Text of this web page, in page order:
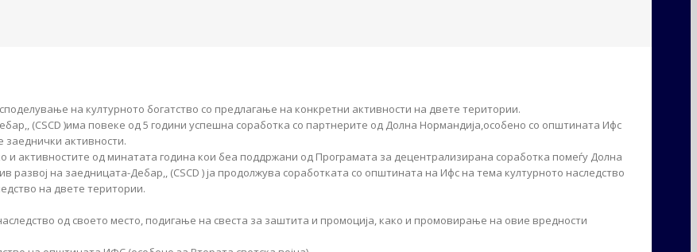
на културното богатство со предлагање на конкретни активности на двете територии.
(CSCD )има повеке од 5 години успешна соработка со партнерите од Долна Нормандија,особено со општината Ифс
заеднички активности.
и активностите од минатата година кои беа поддржани од Програмата за децентрализирана соработка помеѓу Долна
на заедницата-Дебар,, (CSCD ) ја продолжува соработката со општината на Ифс на тема културното наследство
на двете територии.
од своето место, подигање на свеста за заштита и промоција, како и промовирање на овие вредности